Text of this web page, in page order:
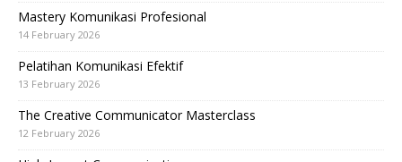
Mastery Komunikasi Profesional
14 February 2026
Pelatihan Komunikasi Efektif
13 February 2026
The Creative Communicator Masterclass
12 February 2026